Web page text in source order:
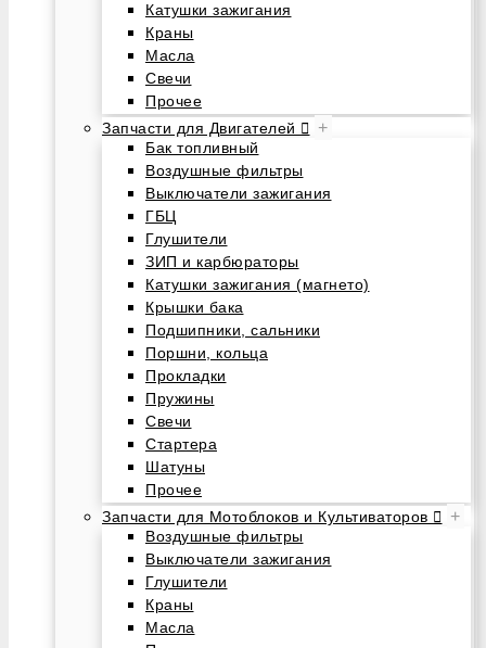
Катушки зажигания
Краны
Масла
Свечи
Прочее
Запчасти для Двигателей
+
Бак топливный
Воздушные фильтры
Выключатели зажигания
ГБЦ
Глушители
ЗИП и карбюраторы
Катушки зажигания (магнето)
Крышки бака
Подшипники, сальники
Поршни, кольца
Прокладки
Пружины
Свечи
Стартера
Шатуны
Прочее
Запчасти для Мотоблоков и Культиваторов
+
Воздушные фильтры
Выключатели зажигания
Глушители
Краны
Масла